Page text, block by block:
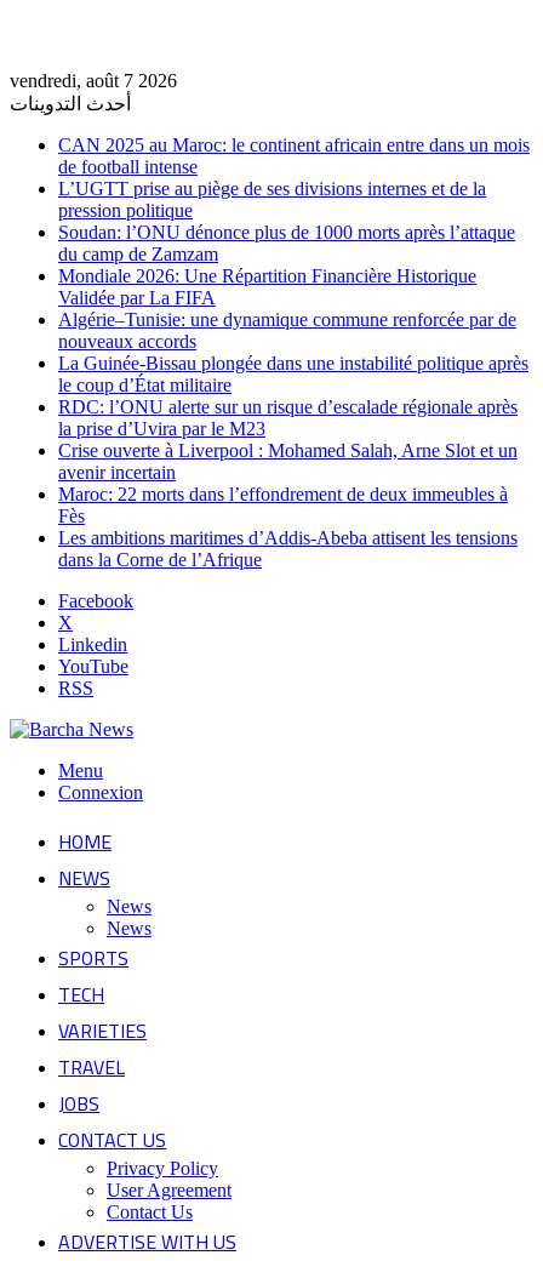
vendredi, août 7 2026
أحدث التدوينات
CAN 2025 au Maroc: le continent africain entre dans un mois
de football intense
L’UGTT prise au piège de ses divisions internes et de la
pression politique
Soudan: l’ONU dénonce plus de 1000 morts après l’attaque
du camp de Zamzam
Mondiale 2026: Une Répartition Financière Historique
Validée par La FIFA
Algérie–Tunisie: une dynamique commune renforcée par de
nouveaux accords
La Guinée-Bissau plongée dans une instabilité politique après
le coup d’État militaire
RDC: l’ONU alerte sur un risque d’escalade régionale après
la prise d’Uvira par le M23
Crise ouverte à Liverpool : Mohamed Salah, Arne Slot et un
avenir incertain
Maroc: 22 morts dans l’effondrement de deux immeubles à
Fès
Les ambitions maritimes d’Addis-Abeba attisent les tensions
dans la Corne de l’Afrique
Facebook
X
Linkedin
YouTube
RSS
Menu
Connexion
HOME
NEWS
News
News
SPORTS
TECH
VARIETIES
TRAVEL
JOBS
CONTACT US
Privacy Policy
User Agreement
Contact Us
ADVERTISE WITH US